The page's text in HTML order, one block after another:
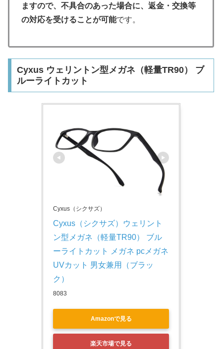
ますので、不具合のあった場合に、返金・交換等
の対応を受けることが可能です。
Cyxus ウェリントン型メガネ（軽量TR90） ブ
ルーライトカット
Cyxus（シクサズ）
Cyxus（シクサズ）ウェリント
ン型メガネ（軽量TR90） ブル
ーライトカット メガネ pcメガネ
UVカット 男女兼用（ブラッ
ク）
8083
Amazonで見る
楽天市場で見る